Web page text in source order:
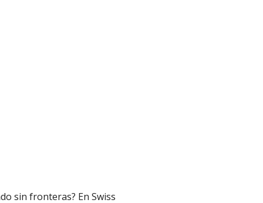
sin fronteras? En Swiss